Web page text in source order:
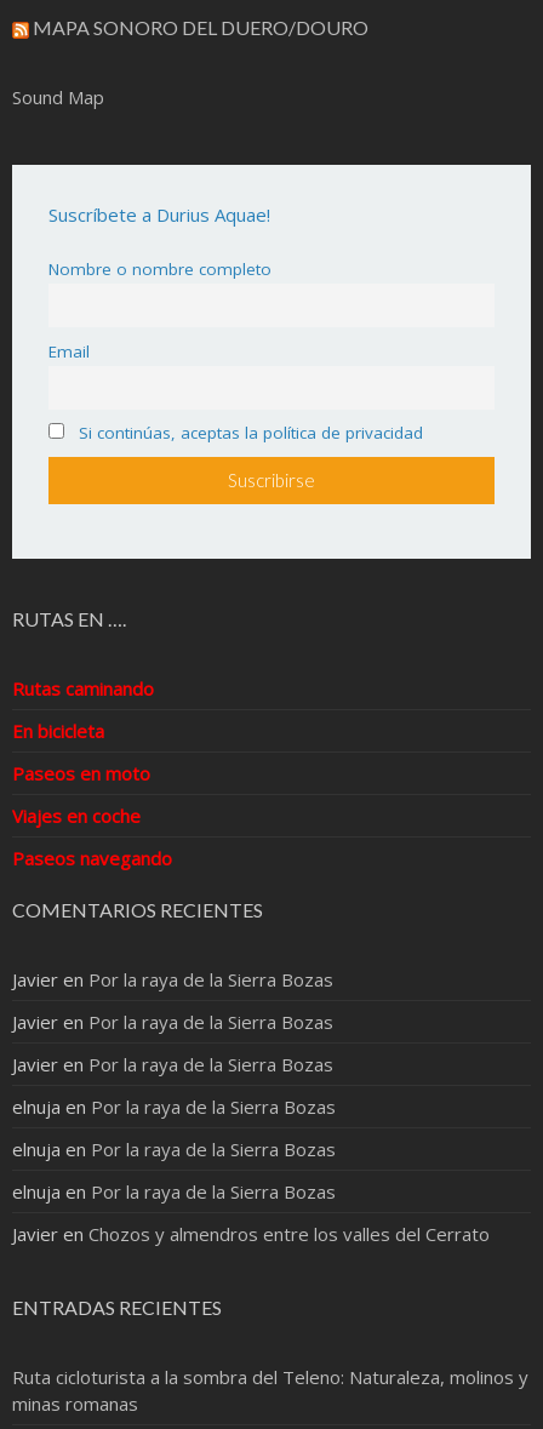
MAPA SONORO DEL DUERO/DOURO
Sound Map
Suscríbete a Durius Aquae!
Nombre o nombre completo
Email
Si continúas, aceptas la política de privacidad
RUTAS EN ….
Rutas caminando
En bicicleta
Paseos en moto
Viajes en coche
Paseos navegando
COMENTARIOS RECIENTES
Javier en Por la raya de la Sierra Bozas
Javier en Por la raya de la Sierra Bozas
Javier en Por la raya de la Sierra Bozas
elnuja en Por la raya de la Sierra Bozas
elnuja en Por la raya de la Sierra Bozas
elnuja en Por la raya de la Sierra Bozas
Javier en Chozos y almendros entre los valles del Cerrato
ENTRADAS RECIENTES
Ruta cicloturista a la sombra del Teleno: Naturaleza, molinos y
minas romanas